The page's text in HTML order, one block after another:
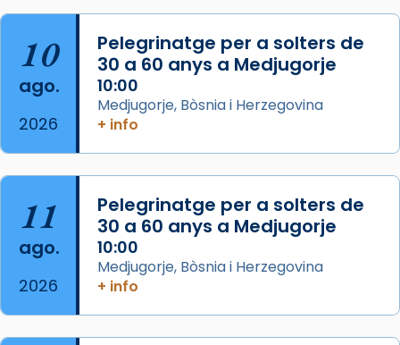
col·laboradors, a la Catedral de Barcelona.
L’arquebisbe de Barcelona, el cardenal Joan
Josep Omella, ha presidit la missa i l’ha
concelebrat el bisbe auxiliar de Barcelona,
Mons. David Abadías.
📸 Dr. G. Simón
Foto
View on Facebook · Share
Arquebisbat de Barcelona
2 weeks ago
10
ago.
2026
Pelegrinatge per a solters de
30 a 60 anys a Medjugorje
10:00
Medjugorje, Bòsnia i Herzegovina
+ info
11
ago.
2026
Pelegrinatge per a solters de
30 a 60 anys a Medjugorje
10:00
Medjugorje, Bòsnia i Herzegovina
+ info